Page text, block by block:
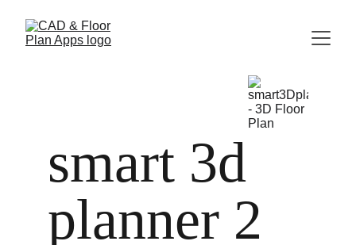
smart 3d
planner 2